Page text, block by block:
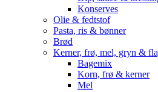
Konserves
Olie & fedtstof
Pasta, ris & bønner
Brød
Kerner, frø, mel, gryn &
Bagemix
Korn, frø & kerner
Mel